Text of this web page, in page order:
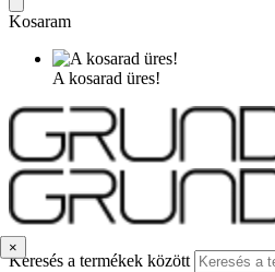
Kosaram
A kosarad üres!
Keresés a termékek között
×